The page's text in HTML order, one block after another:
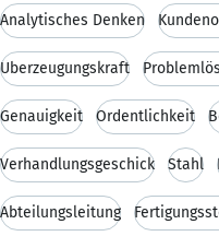
Analytisches Denken
Überzeugungskraft
Genauigkeit Ordentlichkeit
Verhandlungsgeschick Stahl
Abteilungsleitung